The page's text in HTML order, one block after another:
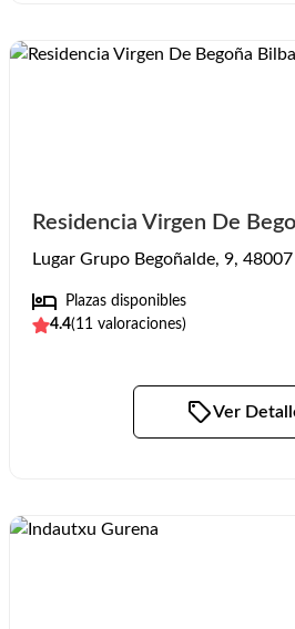
Residencia Virgen De
Lugar Grupo Begoñalde, 9,
Plazas disponibles
4.4(11 valoraciones)
Ver